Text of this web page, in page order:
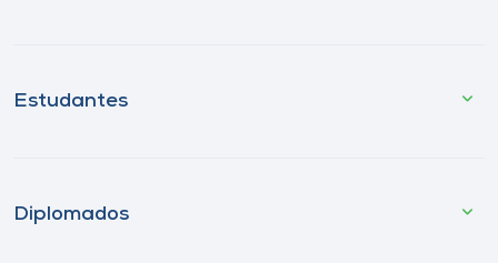
Estudantes
Diplomados